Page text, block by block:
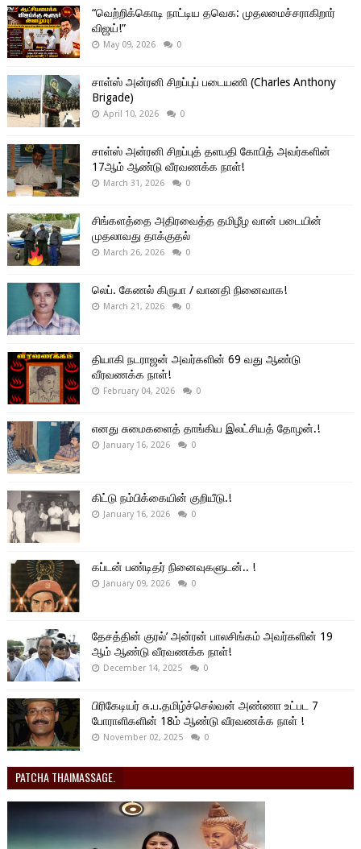
“வெற்றிக்கொடி நாட்டிய தவெக: முதலமைச்சராகிறார்
விஜய்!”
May 09, 2026 0
சாள்ஸ் அன்ரனி சிறப்புப் படையணி (Charles Anthony
Brigade)
April 10, 2026 0
சாள்ஸ் அன்ரனி சிறப்புத் தளபதி கோபித் அவர்களின்
17ஆம் ஆண்டு வீரவணக்க நாள்!
March 31, 2026 0
சிங்களத்தை அதிரவைத்த தமிழீழ வான் படையின்
முதலாவது தாக்குதல்
March 26, 2026 0
லெப். கேணல் கிருபா / வானதி நினைவாக!
March 21, 2026 0
தியாகி நடராஜன் அவர்களின் 69 வது ஆண்டு
வீரவணக்க நாள்!
February 04, 2026 0
எனது சுமைகளைத் தாங்கிய இலட்சியத் தோழன்.!
January 16, 2026 0
கிட்டு நம்பிக்கையின் குறியீடு.!
January 16, 2026 0
கப்டன் பண்டிதர் நினைவுகளுடன்.. !
January 09, 2026 0
தேசத்தின் குரல்’ அன்ரன் பாலசிங்கம் அவர்களின் 19
ஆம் ஆண்டு வீரவணக்க நாள்!
December 14, 2025 0
பிரிகேடியர் சு.ப.தமிழ்ச்செல்வன் அண்ணா உட்பட 7
போராளிகளின் 18ம் ஆண்டு வீரவணக்க நாள் !
November 02, 2025 0
PATCHA THAIMASSAGE.